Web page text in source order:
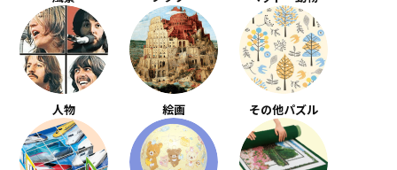
人物 絵画 その他パズル